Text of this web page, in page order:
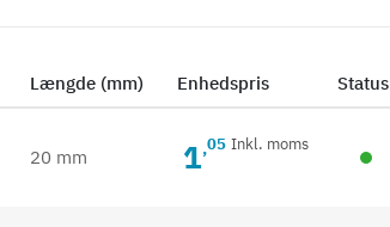
Længde (mm) Enhedspris Status
20 mm 1,05 Inkl. moms